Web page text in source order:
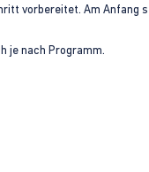
vorbereitet. Am Anfang
je nach Programm.